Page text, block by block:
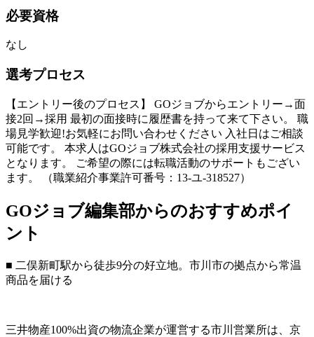
必要資格
なし
選考プロセス
【エントリー後のプロセス】 GOジョブからエントリー→面
接2回→採用 最初の面接時に履歴書を持って来て下さい。 職
場見学歓迎!お気軽にお問い合わせください 入社日はご相談
可能です。 本求人はGOジョブ株式会社の採用支援サービス
となります。 ご希望の際には転職活動のサポートもござい
ます。 （職業紹介事業許可番号：13-ユ-318527）
GOジョブ編集部からのおすすめポイ
ント
■ 二俣新町駅から徒歩9分の好立地。市川市の拠点から常温
商品を届ける
三井物産100%出資の物流企業が運営する市川営業所は、京